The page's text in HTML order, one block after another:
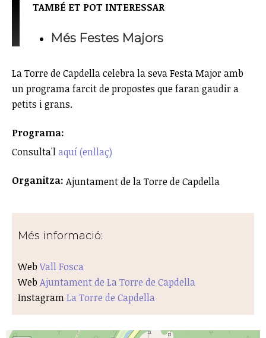
TAMBÉ ET POT INTERESSAR
Més Festes Majors
La Torre de Capdella celebra la seva Festa Major amb
un programa farcit de propostes que faran gaudir a
petits i grans.
Programa:
Consulta'laquí (enllaç)
Organitza: Ajuntament de la Torre de Capdella
Més informació:
WebVall Fosca
Web Ajuntament de La Torre de Capdella
InstagramLa Torre de Capdella